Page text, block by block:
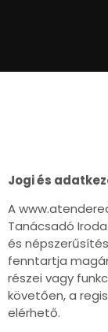
Jogi és
A
Tanácsadó
és
fenntartja
részei vagy
követően, a
elérhető.